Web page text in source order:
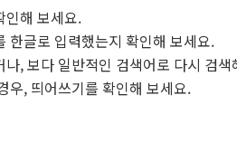
인해 보세요.
한글로 입력했는지 확인해 보세요.
, 보다 일반적인 검색어로 다시 검색
우, 띄어쓰기를 확인해 보세요.